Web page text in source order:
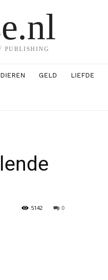
PUBLISHING
DIEREN GELD LIEFDE
0
5142